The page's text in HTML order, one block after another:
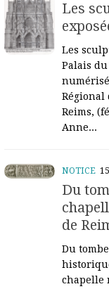
Les
Les
Palais du
Régional
Reims,
Anne...
NOTICE
Du
de
Du
chapelle